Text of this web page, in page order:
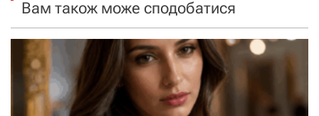
з
Вам також може сподобатися